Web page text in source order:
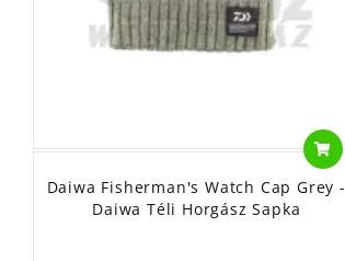
Daiwa Fisherman's Watch Cap Grey -
Daiwa Téli Horgász Sapka